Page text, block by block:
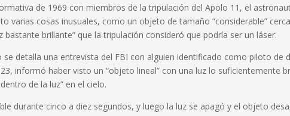
de 1969 con miembros de la tripulación del Apolo 11, el
varias cosas inusuales, como un objeto de tamaño “considerable”
bastante brillante” que la tripulación consideró que podría ser un láser.
se detalla una entrevista del FBI con alguien identificado como piloto de
informó haber visto un “objeto lineal” con una luz lo suficientemente
de la luz” en el cielo.
durante cinco a diez segundos, y luego la luz se apagó y el objeto